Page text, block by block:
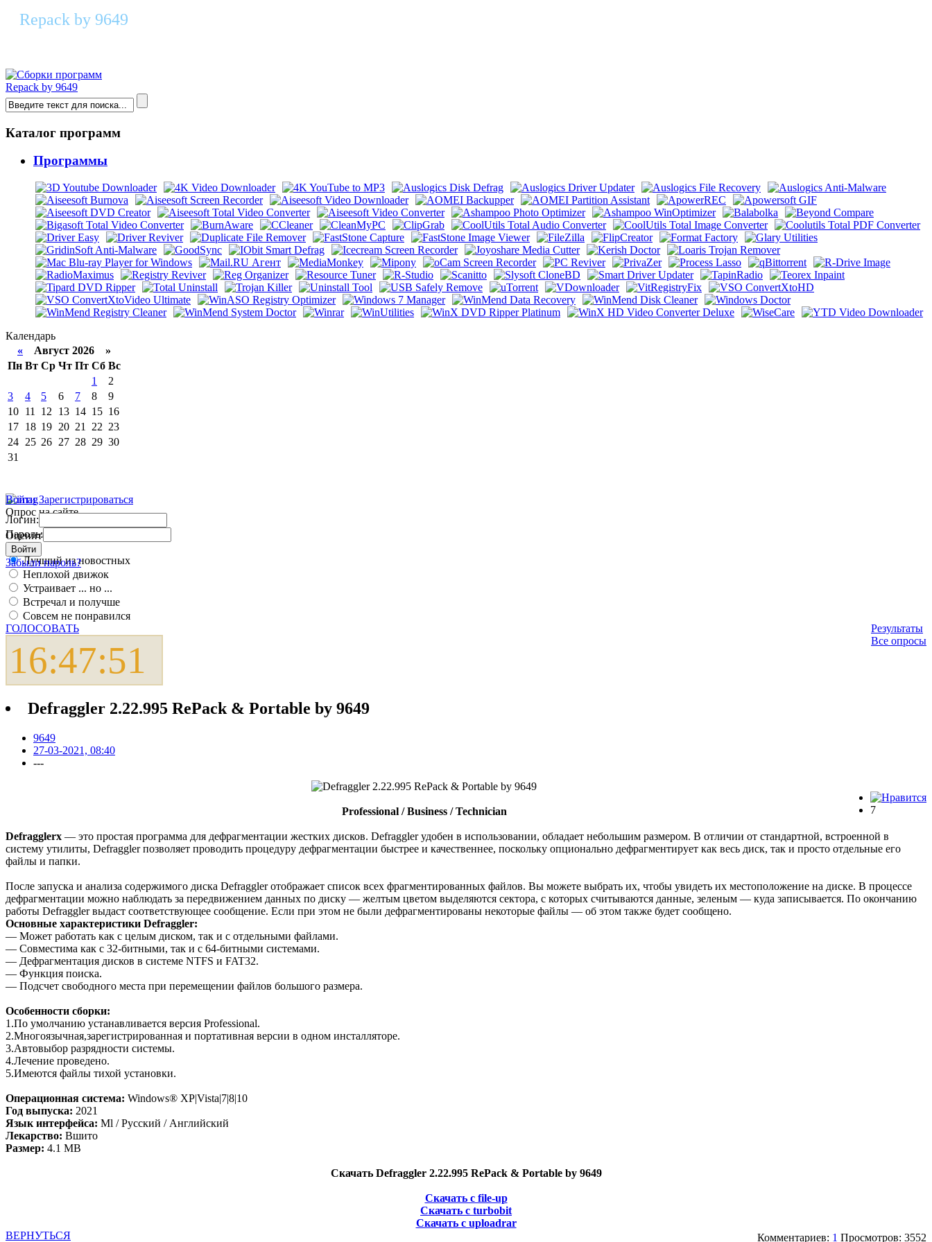
Repack by 9649
Defraggler 2.22.995 RePack & Portable by 9649
Repack by 9649
Каталог программ
Программы
Календарь
« Август 2026 »
Пн Вт Ср Чт Пт Сб Вс
1
2
3
4 5 6 7 8
9
10 11 12 13 14 15 16
17 18 19 20 21 22 23
24 25 26 27 28 29 30
31
Войти Зарегистрироваться
Логин:
Пароль:
Войти
Забыли пароль?
Опрос на сайте
Оцените работу движка
Лучший из новостных
Неплохой движок
Устраивает ... но ...
Встречал и получше
Совсем не понравился
ГОЛОСОВАТЬ
Результаты
Все опросы
16:47:52
Defraggler 2.22.995 RePack & Portable by 9649
9649
27-03-2021, 08:40
---
7
Professional / Business / Technician
Defragglerх — это простая программа для дефрагментации жестких дисков. Defraggler удобен в использовании, обладает небольшим размером. В отличии от стандартной, встроенной в
систему утилиты, Defraggler позволяет проводить процедуру дефрагментации быстрее и качественнее, поскольку опционально дефрагментирует как весь диск, так и просто отдельные его
файлы и папки.
После запуска и анализа содержимого диска Defraggler отображает список всех фрагментированных файлов. Вы можете выбрать их, чтобы увидеть их местоположение на диске. В процессе
дефрагментации можно наблюдать за передвижением данных по диску — желтым цветом выделяются сектора, с которых считываются данные, зеленым — куда записывается. По окончанию
работы Defraggler выдаст соответствующее сообщение. Если при этом не были дефрагментированы некоторые файлы — об этом также будет сообщено.
Основные характеристики Defraggler:
— Может работать как с целым диском, так и с отдельными файлами.
— Совместима как с 32-битными, так и с 64-битными системами.
— Дефрагментация дисков в системе NTFS и FAT32.
— Функция поиска.
— Подсчет свободного места при перемещении файлов большого размера.
Особенности сборки:
1.По умолчанию устанавливается версия Professional.
2.Многоязычная,зарегистрированная и портативная версии в одном инсталляторе.
3.Автовыбор разрядности системы.
4.Лечение проведено.
5.Имеются файлы тихой установки.
Операционная система: Windows® XP|Vista|7|8|10
Год выпуска: 2021
Язык интерфейса: Ml / Русский / Английский
Лекарство: Вшито
Размер: 4.1 MB
Скачать Defraggler 2.22.995 RePack & Portable by 9649
Скачать с file-up
Скачать с turbobit
Скачать с uploadrar
ВЕРНУТЬСЯ
Комментариев: 1 Просмотров: 3552